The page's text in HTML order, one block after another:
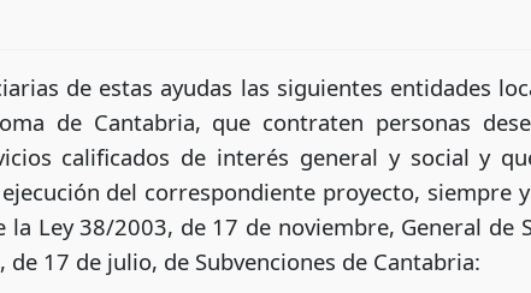
de estas ayudas las siguientes entidades
de Cantabria, que contraten personas
calificados de interés general y social y
del correspondiente proyecto, siempre
Ley 38/2003, de 17 de noviembre, General de
17 de julio, de Subvenciones de Cantabria: